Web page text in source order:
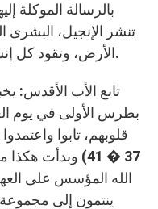
بالرسالة الموكلة
تنشر الإنجيل، البشرى
الأرض، وتقود كل إنسان للقاء به وللإيمان الذي يُخلِّص.
تابع الأب الأقدس:
بطرس الأولى في يوم
37 � 41) وبدأت
الله المؤسس على
ينتمون إلى